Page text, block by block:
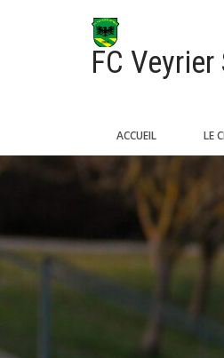
FC
ACCUEIL LE